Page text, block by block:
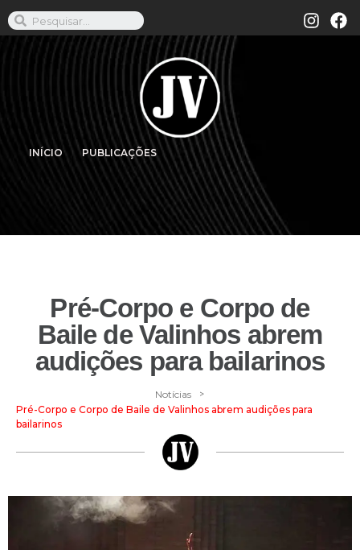
INÍCIO PUBLICAÇÕES
Pré-Corpo e Corpo de
Baile de Valinhos abrem
audições para bailarinos
Notícias >
Pré-Corpo e Corpo de Baile de Valinhos abrem audições para
bailarinos